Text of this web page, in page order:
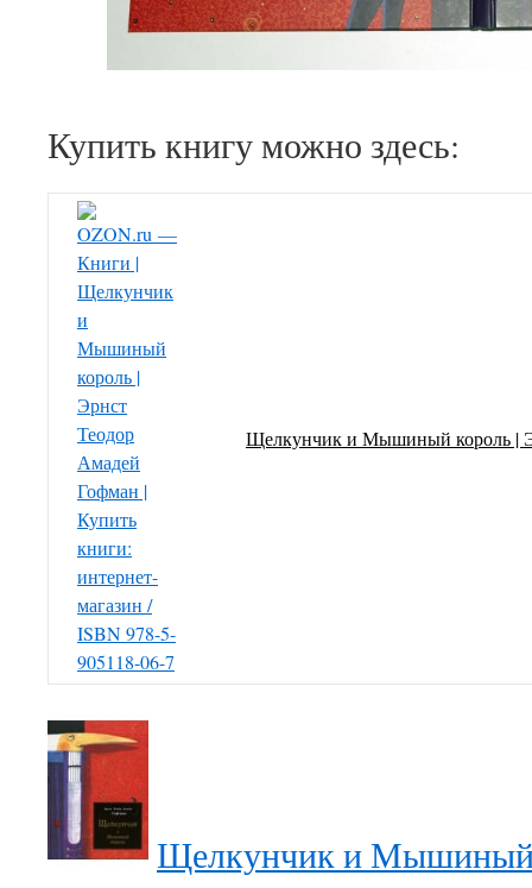
Купить книгу можно здесь:
Щелкунчик и Мышиный король |
Щелкунчик и Мышиный